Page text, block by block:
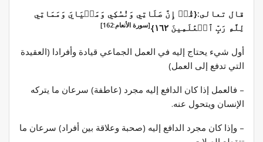
قال تعالى:{قُلۡ إِنَّ صَلَاتِي وَنُسُكِي وَمَحۡيَايَ وَمَمَاتِي
لِلَّهِ رَبِّ ٱلۡعَٰلَمِينَ ١٦٢}
[سورة الأنعام:162]
أول شيء يحتاج إليه في العمل الجماعي قيادة وأفرادا (العقيدة
التي تدفع إلى العمل)
– فالعمل إذا كان الدافع إليه مجرد (عاطفة) سرعان ما يتركه
الإنسان ويتحول عنه.
– وإذا كان مجرد الدافع إليه (صحبة وعلاقة بين أفراد) سرعان ما